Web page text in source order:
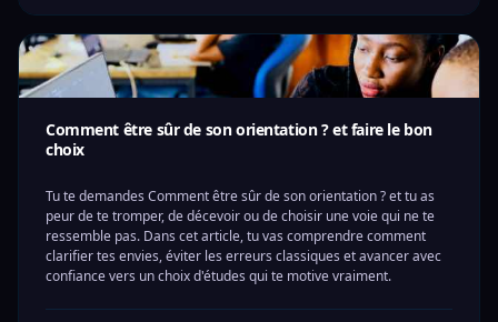
Comment être sûr de son orientation ? et faire le bon
choix
Tu te demandes Comment être sûr de son orientation ? et tu as
peur de te tromper, de décevoir ou de choisir une voie qui ne te
ressemble pas. Dans cet article, tu vas comprendre comment
clarifier tes envies, éviter les erreurs classiques et avancer avec
confiance vers un choix d'études qui te motive vraiment.